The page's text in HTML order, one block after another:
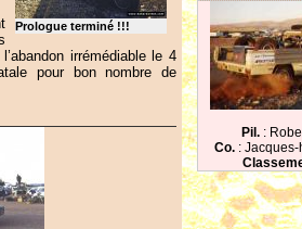
Prologue terminé !!!
irrémédiable le 4
pour bon nombre de
Pil. :
Co.: Jacques-